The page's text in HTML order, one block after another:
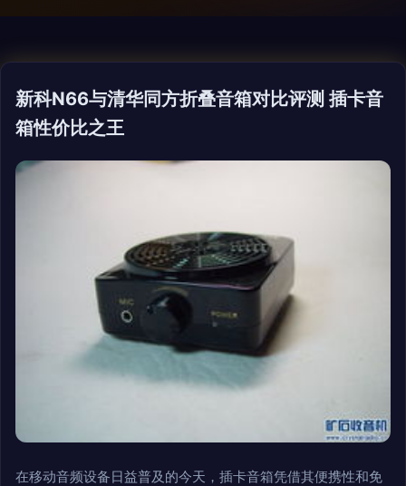
新科N66与清华同方折叠音箱对比评测 插卡音
箱性价比之王
在移动音频设备日益普及的今天，插卡音箱凭借其便携性和免